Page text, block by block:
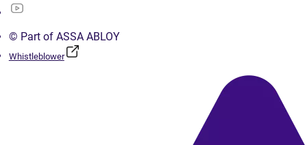
© Part of ASSA ABLOY
Whistleblower